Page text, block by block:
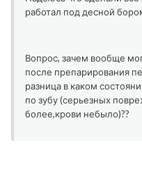
работал под десной
Вопрос, зачем вообще
после препарирования
разница в каком
по зубу (серьезных
более,крови небыло)??